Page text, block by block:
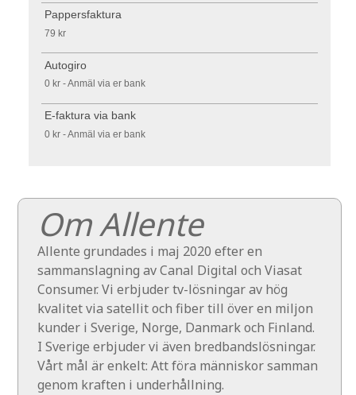
Pappersfaktura
79 kr
Autogiro
0 kr - Anmäl via er bank
E-faktura via bank
0 kr - Anmäl via er bank
Om Allente
Allente grundades i maj 2020 efter en
sammanslagning av Canal Digital och Viasat
Consumer. Vi erbjuder tv-lösningar av hög
kvalitet via satellit och fiber till över en miljon
kunder i Sverige, Norge, Danmark och Finland.
I Sverige erbjuder vi även bredbandslösningar.
Vårt mål är enkelt: Att föra människor samman
genom kraften i underhållning.